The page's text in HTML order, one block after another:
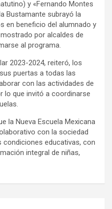
y «Fernando Montes
Bustamante subrayó la
en beneficio del alumnado y
por alcaldes de
al programa.
2023-2024, reiteró, los
puertas a todas las
con las actividades de
lo que invitó a coordinarse
la Nueva Escuela Mexicana
con la sociedad
condiciones educativas, con
integral de niñas,